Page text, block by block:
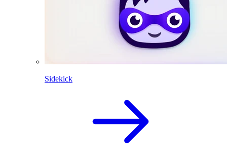
Sidekick